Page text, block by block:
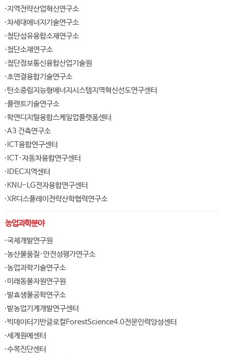
지역전략산업혁신연구소
차세대에너지기술연구소
첨단섬유융합소재연구소
첨단소재연구소
첨단정보통신융합산업기술원
초연결융합기술연구소
탄소중립지능형에너지시스템지역혁신선도연구센터
플랜트기술연구소
학연디지털융합스케일업플랫폼센터
A3 건축연구소
ICT융합연구센터
ICT·자동차융합연구센터
IDEC지역센터
KNU-LG전자융합연구센터
XR디스플레이전략산학협력연구소
농업과학분야
국제개발연구원
농산물품질·안전성평가연구소
농업과학기술연구소
미래동물자원연구원
발효생물공학연구소
밭농업기계개발연구센터
빅데이터기반글로컬ForestScience4.0전문인력양성센터
세계원예센터
수목진단센터